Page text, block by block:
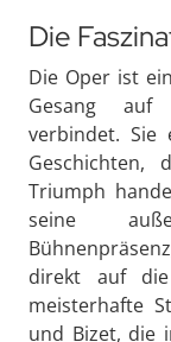
Die
Die Oper ist
Gesang auf
verbindet.
Geschichten,
Triumph
seine
direkt auf
meisterhafte
und Bizet, die